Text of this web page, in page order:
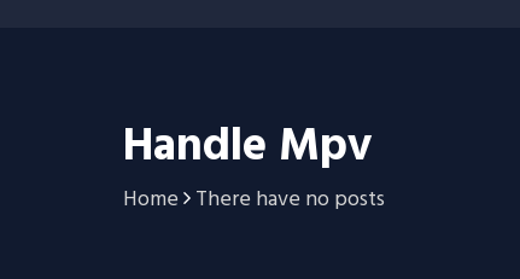
Handle Mpv
Home There have no posts